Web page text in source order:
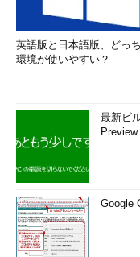
英語版と日本語版、どっ
環境が使いやすい？
最新ビ
Google